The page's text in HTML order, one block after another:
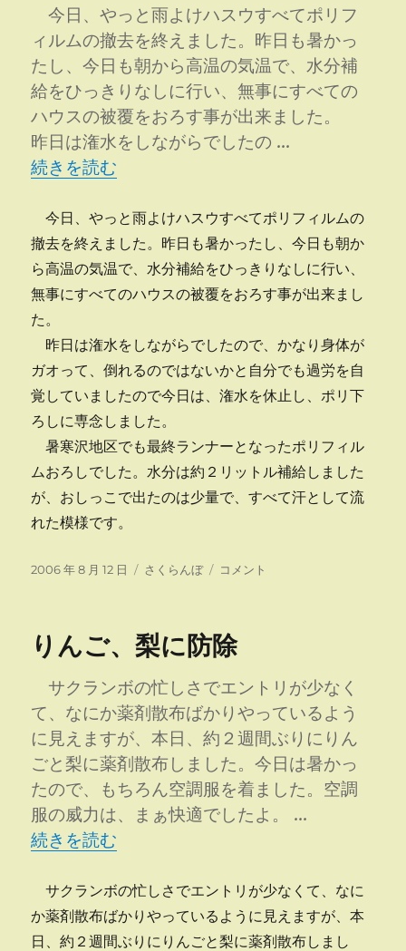
拝
バ
チ
当
た
り
の
ミ
へ
今日、やっと雨よけハスウすべてポリフ
ィルムの撤去を終えました。昨日も暑かっ
たし、今日も朝から高温の気温で、水分補
給をひっきりなしに行い、無事にすべての
ハウスの被覆をおろす事が出来ました。
昨日は潅水をしながらでしたの …
“ポリ撤去” の
続きを読む
今日、やっと雨よけハスウすべてポリフィルムの
撤去を終えました。昨日も暑かったし、今日も朝か
ら高温の気温で、水分補給をひっきりなしに行い、
無事にすべてのハウスの被覆をおろす事が出来まし
た。
昨日は潅水をしながらでしたので、かなり身体が
ガオって、倒れるのではないかと自分でも過労を自
覚していましたので今日は、潅水を休止し、ポリ下
ろしに専念しました。
暑寒沢地区でも最終ランナーとなったポリフィル
ムおろしでした。水分は約２リットル補給しました
が、おしっこで出たのは少量で、すべて汗として流
れた模様です。
投
2006 年 8 月 12 日
カ
ー
さくらんぼ
ポ
に
コメント
りんご、梨に防除
サクランボの忙しさでエントリが少なく
て、なにか薬剤散布ばかりやっているよう
に見えますが、本日、約２週間ぶりにりん
ごと梨に薬剤散布しました。今日は暑かっ
たので、もちろん空調服を着ました。空調
服の威力は、まぁ快適でしたよ。 …
“りんご、梨に防除” の
続きを読む
サクランボの忙しさでエントリが少なくて、なに
か薬剤散布ばかりやっているように見えますが、本
日、約２週間ぶりにりんごと梨に薬剤散布しまし